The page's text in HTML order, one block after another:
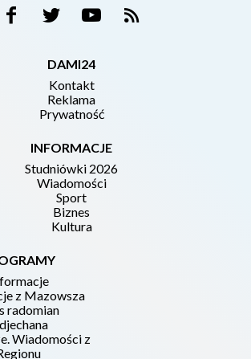
DAMI24
Kontakt
Reklama
Prywatność
INFORMACJE
Studniówki 2026
Wiadomości
Sport
Biznes
Kultura
z Mazowsza
radomian
Wiadomości z